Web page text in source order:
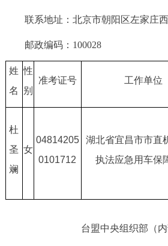
联系地址：北京市朝阳区左家庄西
邮政编码：100028
姓
名
性
别
准考证号 工作单位
杜
圣
斓
女
04814205
0101712
湖北省宜昌市市直
执法应急用车保
台盟中央组织部（